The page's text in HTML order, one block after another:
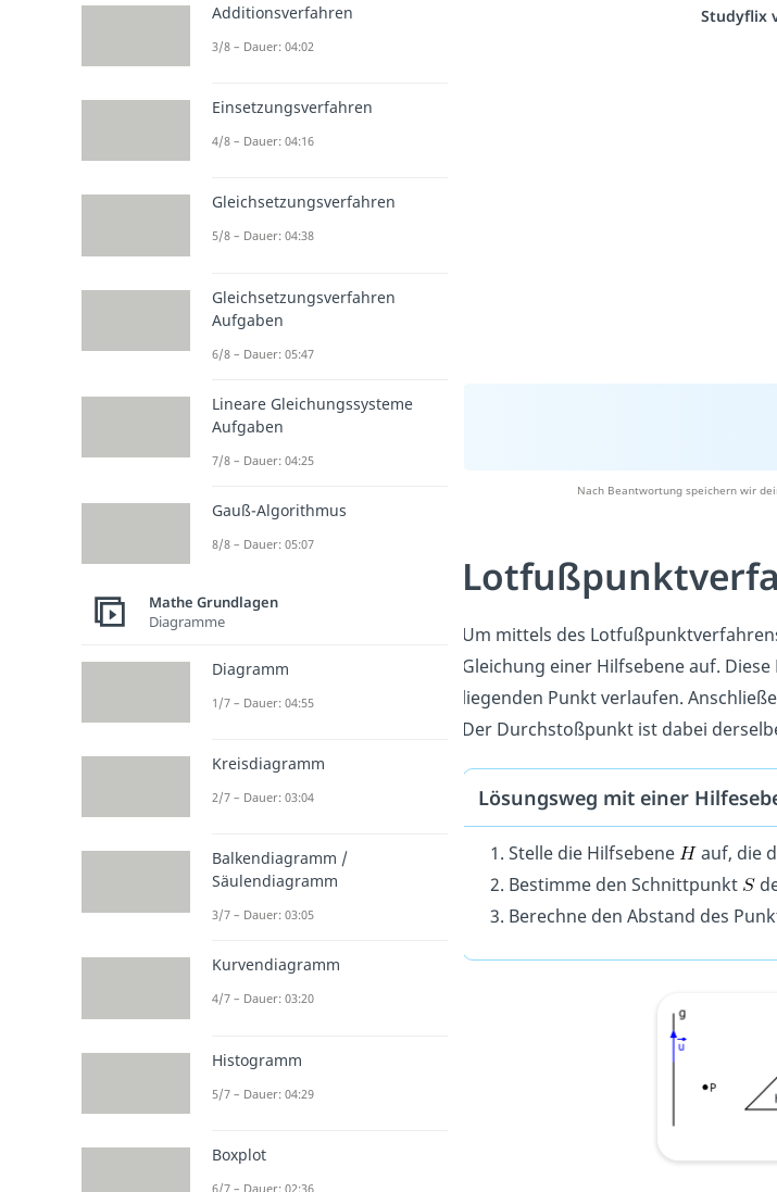
Studyflix
Nach Beantwortung speichern wir
Um mittels des
Gleichung einer Hilfsebene auf.
liegenden Punkt verlaufen.
Der Durchstoßpunkt ist dabei
Lösungsweg mit einer
Stelle die Hilfsebene auf, die
Bestimme den Schnittpunkt
Berechne den Abstand des
Additionsverfahren
3/8 – Dauer: 04:02
Einsetzungsverfahren
4/8 – Dauer: 04:16
Gleichsetzungsverfahren
5/8 – Dauer: 04:38
Gleichsetzungsverfahren
Aufgaben
6/8 – Dauer: 05:47
Lineare Gleichungssysteme
Aufgaben
7/8 – Dauer: 04:25
Gauß-Algorithmus
8/8 – Dauer: 05:07
Mathe Grundlagen
Diagramme
Diagramm
1/7 – Dauer: 04:55
Kreisdiagramm
2/7 – Dauer: 03:04
Balkendiagramm /
Säulendiagramm
3/7 – Dauer: 03:05
Kurvendiagramm
4/7 – Dauer: 03:20
Histogramm
5/7 – Dauer: 04:29
Boxplot
6/7 – Dauer: 02:36